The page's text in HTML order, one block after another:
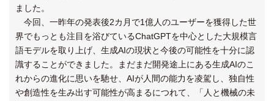
ました。
今回、一昨年の発表後2カ月で1億人のユーザーを獲得した世
界でもっとも注目を浴びているChatGPTを中心とした大規模言
語モデルを取り上げ、生成AIの現状と今後の可能性を十分に認
識することができました。まだまだ開発途上にある生成AIのこ
れからの進化に思いを馳せ、AIが人間の能力を凌駕し、独自性
や創造性を生み出す可能性が高まるにつれて、「人と機械の未